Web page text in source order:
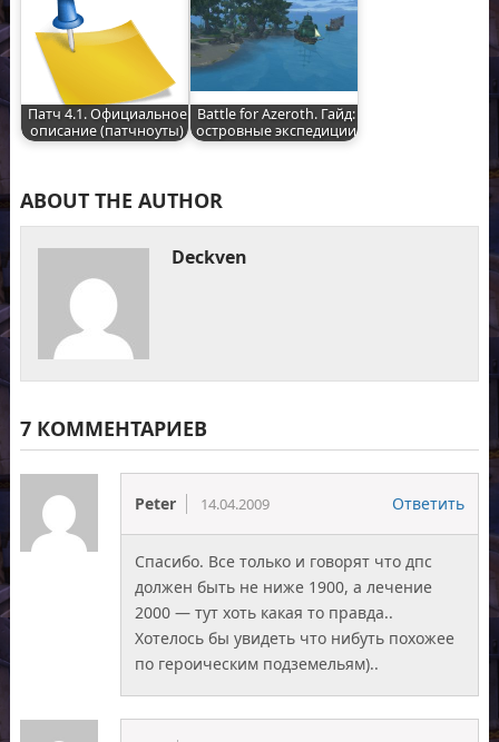
Патч 4.1. Официальное
описание (патчноуты)
Battle for Azeroth. Гайд:
островные экспедиции
ABOUT THE AUTHOR
Deckven
7 КОММЕНТАРИЕВ
Peter 14.04.2009 Ответить
Спасибо. Все только и говорят что дпс
должен быть не ниже 1900, а лечение
2000 — тут хоть какая то правда..
Хотелось бы увидеть что нибуть похожее
по героическим подземельям)..